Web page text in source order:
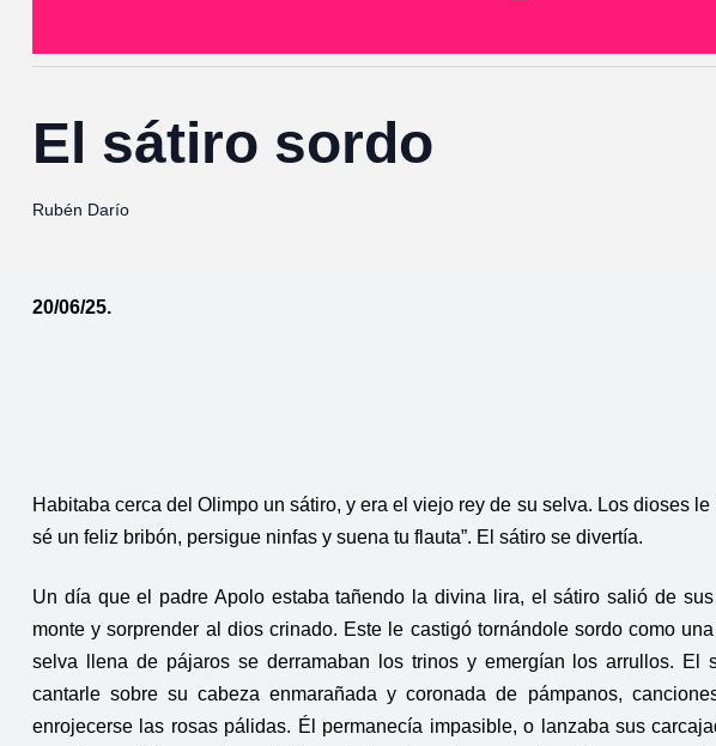
El sátiro sordo
Rubén Darío
20/06/25.
Habitaba cerca del Olimpo un sátiro, y era el viejo rey de su selva. Los dioses
sé un feliz bribón, persigue ninfas y suena tu flauta”. El sátiro se divertía.
Un día que el padre Apolo estaba tañendo la divina lira, el sátiro salió de
monte y sorprender al dios crinado. Este le castigó tornándole sordo como
selva llena de pájaros se derramaban los trinos y emergían los arrullos. El
cantarle sobre su cabeza enmarañada y coronada de pámpanos,
enrojecerse las rosas pálidas. Él permanecía impasible, o lanzaba sus